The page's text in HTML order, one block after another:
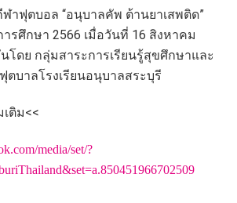
าฟุตบอล “อนุบาลคัพ ต้านยาเสพติด”
รศึกษา 2566 เมื่อวันที่ 16 สิงหาคม
โดย กลุ่มสาระการเรียนรู้สุขศึกษาและ
บาลโรงเรียนอนุบาลสระบุรี
ติม<<
media/set/?